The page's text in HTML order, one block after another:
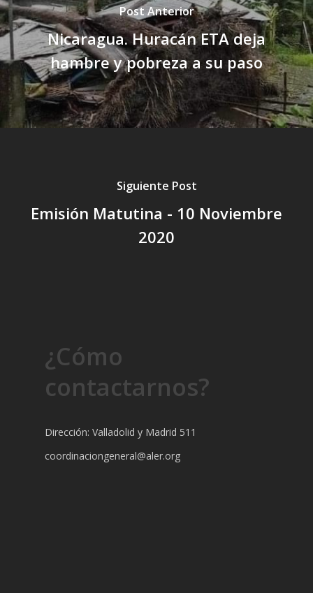
Post Anterior
Nicaragua. Huracán ETA deja
hambre y pobreza a su paso
Siguiente Post
Emisión Matutina - 10 Noviembre
2020
¿Cómo
contactarnos?
Dirección: Valladolid y Madrid 511
coordinaciongeneral@aler.org